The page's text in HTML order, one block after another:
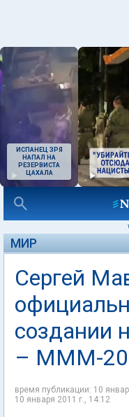
ИСПАНЕЦ ЗРЯ
НАПАЛ НА
РЕЗЕРВИСТА
ЦАХАЛА
МИР
Сергей
создании
– МММ-
время публикации: 10
10 января 2011 г., 14:12